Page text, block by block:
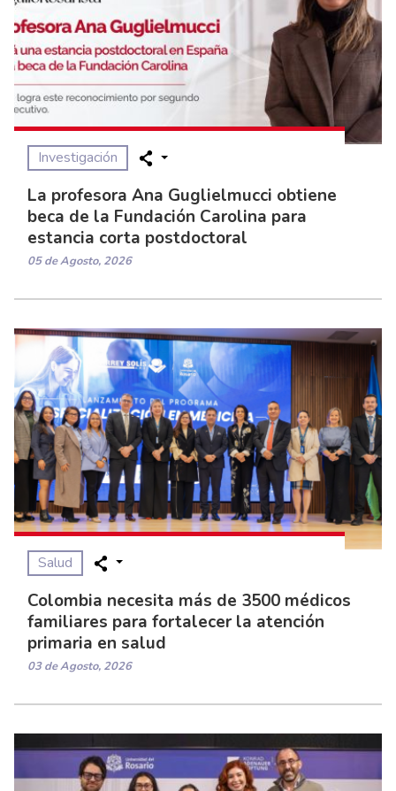
Investigación
La profesora Ana Guglielmucci obtiene
beca de la Fundación Carolina para
estancia corta postdoctoral
05 de Agosto, 2026
Salud
Colombia necesita más de 3500 médicos
familiares para fortalecer la atención
primaria en salud
03 de Agosto, 2026